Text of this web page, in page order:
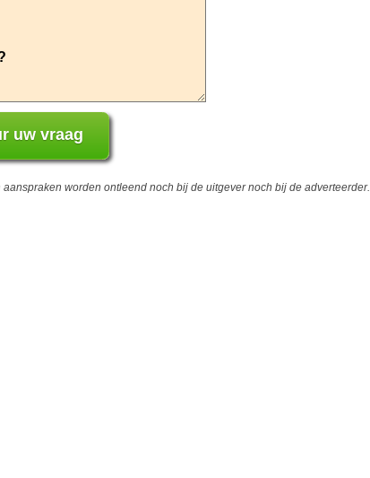
worden ontleend noch bij de uitgever noch bij de adverteerder.